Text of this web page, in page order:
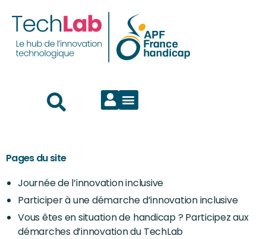
Pages du site
Journée de l’innovation inclusive
Participer à une démarche d’innovation inclusive
Vous êtes en situation de handicap ? Participez aux
démarches d’innovation du TechLab